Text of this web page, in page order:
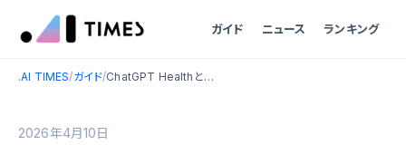
ガイド ニュース ランキング
.AI TIMES/ガイド/ ChatGPT Healthとは？使い方・連携アプリ・日本での利用・プライバシーを完全解説【2026年最新】
2026年4月10日